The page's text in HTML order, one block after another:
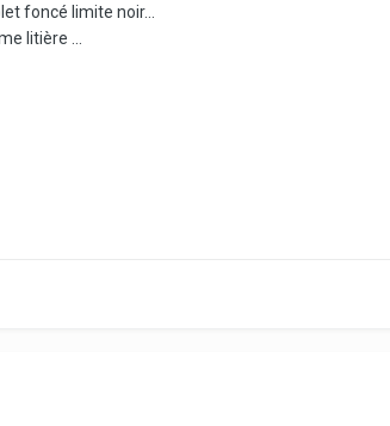
foncé limite noir...
litière ...